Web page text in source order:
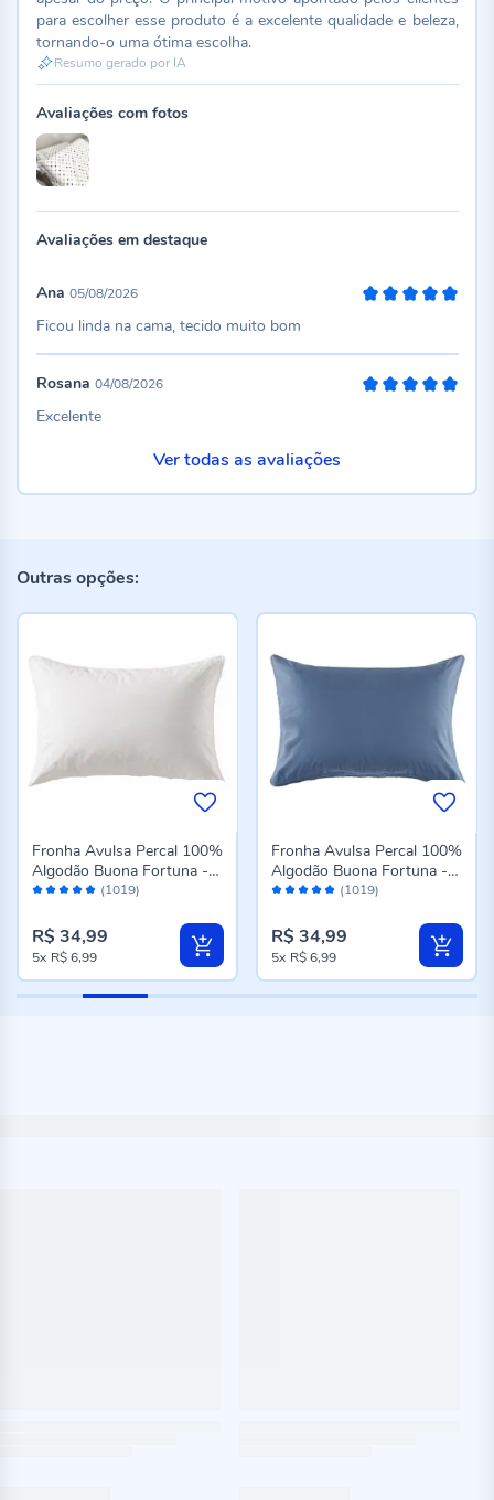
para escolher esse produto é a excelente qualidade e beleza,
tornando-o uma ótima escolha.
Resumo gerado por IA
Avaliações com fotos
Avaliações em destaque
Ana 05/08/2026
Ficou linda na cama, tecido muito bom
Rosana 04/08/2026
Excelente
Ver todas as avaliações
Outras opções:
Avaliação: (1019)
Fronha Avulsa Percal 100%
Algodão Buona Fortuna -
Branco
R$ 34,99
5x R$ 6,99
Avaliação: (1019)
Fronha Avulsa Percal 100%
Algodão Buona Fortuna -
Azul
R$ 34,99
5x R$ 6,99